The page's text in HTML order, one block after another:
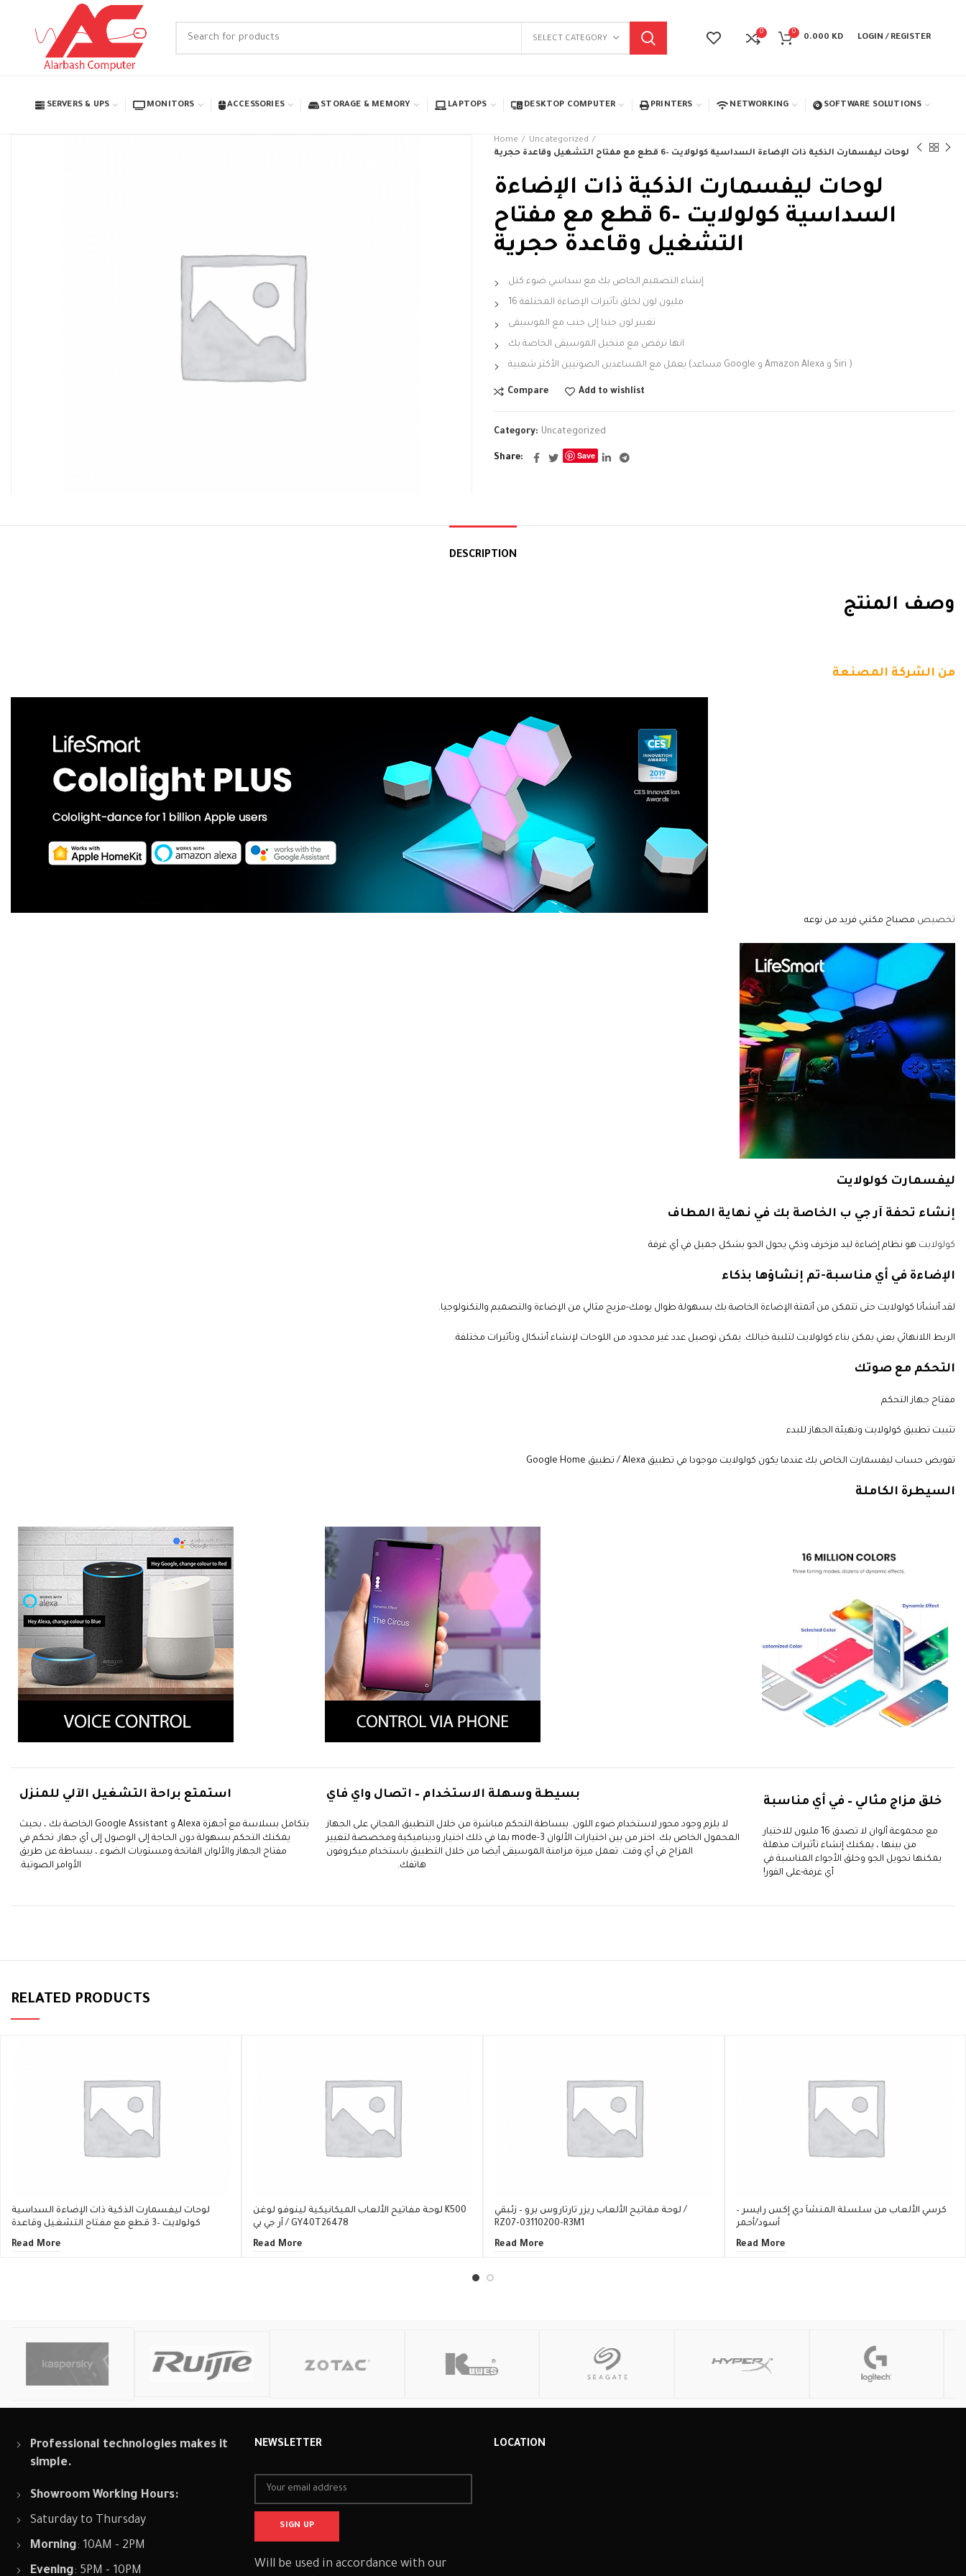
SELECT CATEGORY
0 0
0.000 KD LOGIN / REGISTER
SERVERS & UPS MONITORS ACCESSORIES STORAGE & MEMORY LAPTOPS DESKTOP COMPUTER PRINTERS NETWORKING SOFTWARE SOLUTIONS
Home
Uncategorized
لوحات ليفسمارت الذكية ذات الإضاءة السداسية كولولايت –6 قطع مع مفتاح التشغيل وقاعدة حجرية
لوحات ليفسمارت الذكية ذات الإضاءة
السداسية كولولايت –6 قطع مع مفتاح
التشغيل وقاعدة حجرية
إنشاء التصميم الخاص بك مع سداسي ضوء كتل
16 مليون لون لخلق تأثيرات الإضاءة المختلفة
تغيير لون جنبا إلى جنب مع الموسيقى
انها ترقص مع متخيل الموسيقى الخاصة بك
يعمل مع المساعدين الصوتيين الأكثر شعبية (مساعد Google و Amazon Alexa و Siri )
Compare Add to wishlist
Category: Uncategorized
Share Save
DESCRIPTION
وصف المنتج
من الشركة المصنعة
تخصيص مصباح مكتبي فريد من نوعه
ليفسمارت كولولايت
إنشاء تحفة آر جي ب الخاصة بك في نهاية المطاف
كولولايت هو نظام إضاءة ليد مزخرف وذكي يحول الجو بشكل جميل في أي غرفة
الإضاءة في أي مناسبة-تم إنشاؤها بذكاء
لقد أنشأنا كولولايت حتى تتمكن من أتمتة الإضاءة الخاصة بك بسهولة طوال يومك-مزيج مثالي من الإضاءة والتصميم والتكنولوجيا.
الربط اللانهائي يعني يمكن بناء كولولايت لتلبية خيالك. يمكن توصيل عدد غير محدود من اللوحات لإنشاء أشكال وتأثيرات مختلفة.
التحكم مع صوتك
مفتاح جهاز التحكم
تثبيت تطبيق كولولايت وتهيئة الجهاز للبدء
تفويض حساب ليفسمارت الخاص بك عندما يكون كولولايت موجودا في تطبيق Alexa / تطبيق Google Home
السيطرة الكاملة
خلق مزاج مثالي – في أي مناسبة
مع مجموعة ألوان لا تصدق 16 مليون للاختيار
من بينها ، يمكنك إنشاء تأثيرات مذهلة
يمكنها تحويل الجو وخلق الأجواء المناسبة في
أي غرفة-على الفور!
بسيطة وسهلة الاستخدام – اتصال واي فاي
لا يلزم وجود محور لاستخدام ضوء اللون. ببساطة التحكم مباشرة من خلال التطبيق المجاني على الجهاز
المحمول الخاص بك. اختر من بين اختيارات الألوان 3-mode بما في ذلك اختيار وديناميكية ومخصصة لتغيير
المزاج في أي وقت. تعمل ميزة مزامنة الموسيقى أيضا من خلال التطبيق باستخدام ميكروفون
هاتفك.
استمتع براحة التشغيل الآلي للمنزل
يتكامل بسلاسة مع أجهزة Alexa و Google Assistant الخاصة بك ، بحيث
يمكنك التحكم بسهولة دون الحاجة إلى الوصول إلى أي جهاز. تحكم في
مفتاح الجهاز والألوان الفاتحة ومستويات الضوء ، ببساطة عن طريق
الأوامر الصوتية.
RELATED PRODUCTS
لوحات ليفسمارت الذكية ذات الإضاءة السداسية
كولولايت –3 قطع مع مفتاح التشغيل وقاعدة
Read More
لوحة مفاتيح الألعاب الميكانيكية لينوفو لوغن K500
آر جي بي / GY40T26478
Read More
لوحة مفاتيح الألعاب ريزر تارتاروس برو – زئبقي /
RZ07-03110200-R3M1
Read More
كرسي الألعاب من سلسلة المنشأ دي إكس رايسر –
أسود/أحمر
Read More
Professional technologies makes it
simple.
Showroom Working Hours:
Saturday to Thursday
Morning: 10AM - 2PM
Evening: 5PM - 10PM
NEWSLETTER
Will be used in accordance with our
LOCATION